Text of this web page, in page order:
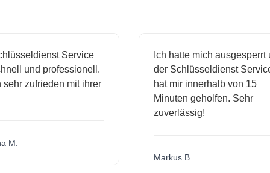
Service
und professionell.
zufrieden mit ihrer
Ich hatte mich ausgesperrt und
der Schlüsseldienst Service
hat mir innerhalb von 15
Minuten geholfen. Sehr
zuverlässig!
Markus B.